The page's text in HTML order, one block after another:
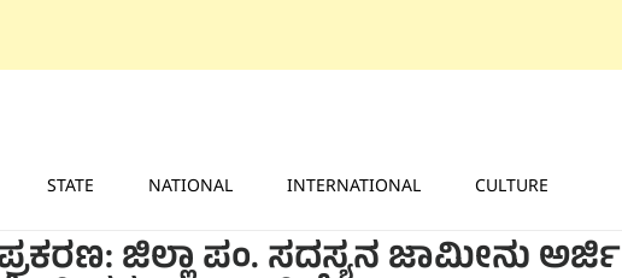
STATE NATIONAL INTERNATIONAL CULTURE
ಜಿಲ್ಲಾ ಪಂ. ಸದಸ್ಯನ ಜಾಮೀನು ಅರ್ಜಿ